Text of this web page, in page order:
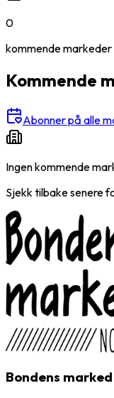
0
kommendemarkeder
Kommende
Abonner på alle
Ingen kommende
Sjekk tilbake senere
Bondens marked